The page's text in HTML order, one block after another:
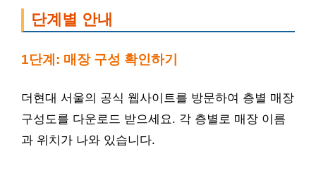
단계별 안내
1단계: 매장 구성 확인하기
더현대 서울의 공식 웹사이트를 방문하여 층별 매장
구성도를 다운로드 받으세요. 각 층별로 매장 이름
과 위치가 나와 있습니다.